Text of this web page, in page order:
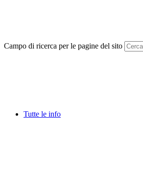
Campo di ricerca per le pagine del sito
Tutte le info